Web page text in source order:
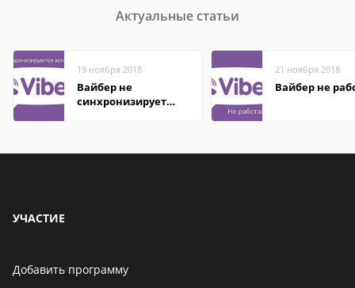
Актуальные статьи
19 ноября 2018
Вайбер не
синхронизирует
21 ноября 2018
Вайбер не
УЧАСТИЕ
Добавить программу